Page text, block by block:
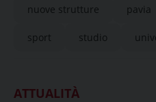
nuove strutture pavia
sport studio
ATTUALITÀ